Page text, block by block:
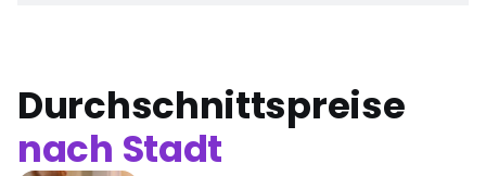
Durchschnittspreise
nach Stadt